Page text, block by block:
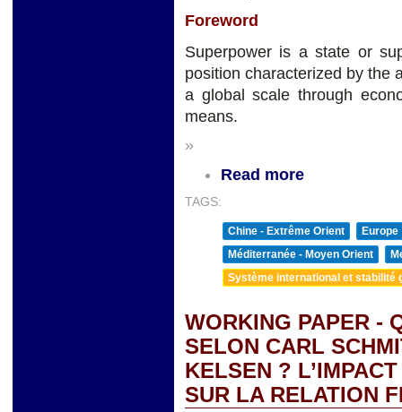
Foreword
Superpower is a state or
position characterized by the
a global scale through
means.
»
Read more
TAGS:
Chine - Extrême Orient
Europe
Méditerranée - Moyen Orient
Système international et stabilité
WORKING PAPER -
SELON CARL
KELSEN ?
SUR LA RELATION